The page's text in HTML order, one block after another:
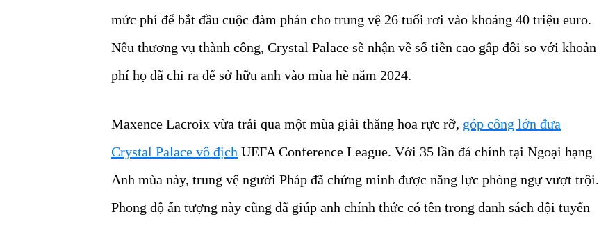
mức phí để bắt đầu cuộc đàm phán cho trung vệ 26 tuổi rơi vào khoảng 40 triệu euro.
Nếu thương vụ thành công, Crystal Palace sẽ nhận về số tiền cao gấp đôi so với khoản
phí họ đã chi ra để sở hữu anh vào mùa hè năm 2024.
Maxence Lacroix vừa trải qua một mùa giải thăng hoa rực rỡ, góp công lớn đưa
Crystal Palace vô địch UEFA Conference League. Với 35 lần đá chính tại Ngoại hạng
Anh mùa này, trung vệ người Pháp đã chứng minh được năng lực phòng ngự vượt trội.
Phong độ ấn tượng này cũng đã giúp anh chính thức có tên trong danh sách đội tuyển